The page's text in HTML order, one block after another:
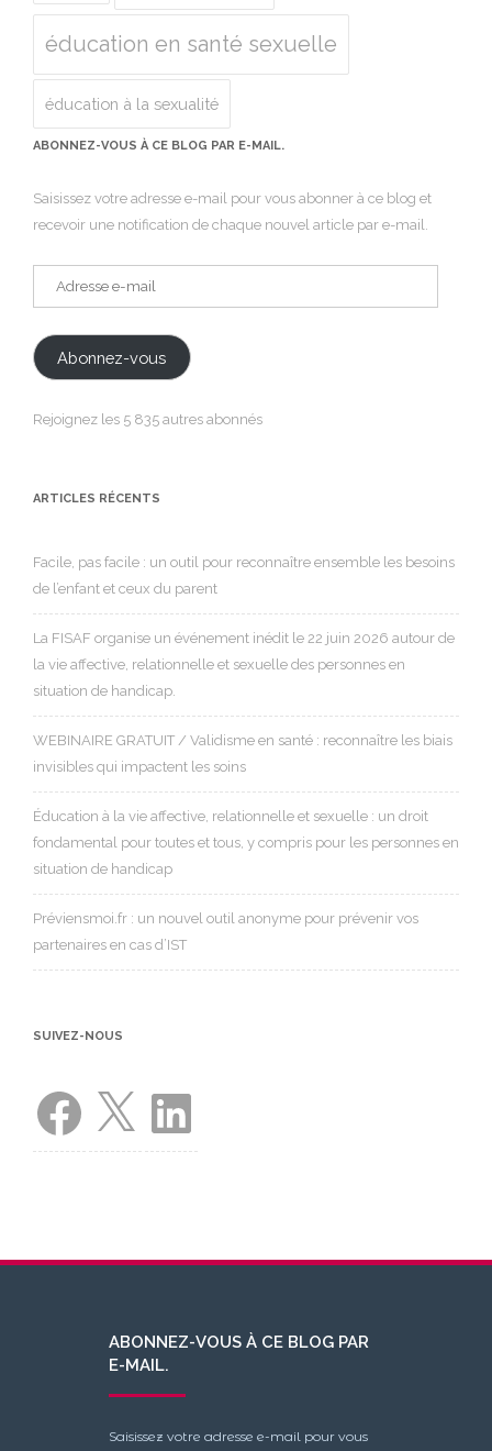
éducation en santé sexuelle
éducation à la sexualité
ABONNEZ-VOUS À CE BLOG PAR E-MAIL.
Saisissez votre adresse e-mail pour vous abonner à ce blog et
recevoir une notification de chaque nouvel article par e-mail.
Abonnez-vous
Rejoignez les 5 835 autres abonnés
ARTICLES RÉCENTS
Facile, pas facile : un outil pour reconnaître ensemble les besoins
de l’enfant et ceux du parent
La FISAF organise un événement inédit le 22 juin 2026 autour de
la vie affective, relationnelle et sexuelle des personnes en
situation de handicap.
WEBINAIRE GRATUIT / Validisme en santé : reconnaître les biais
invisibles qui impactent les soins
Éducation à la vie affective, relationnelle et sexuelle : un droit
fondamental pour toutes et tous, y compris pour les personnes en
situation de handicap
Préviensmoi.fr : un nouvel outil anonyme pour prévenir vos
partenaires en cas d’IST
SUIVEZ-NOUS
Facebook LinkedIn
ABONNEZ-VOUS À CE BLOG PAR
E-MAIL.
Saisissez votre adresse e-mail pour vous